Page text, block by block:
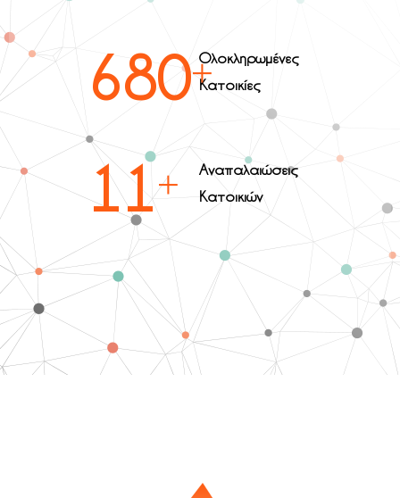
Ολοκληρωμένες
Κατοικίες
769
Αναπαλαιώσεις
Κατοικιών
12